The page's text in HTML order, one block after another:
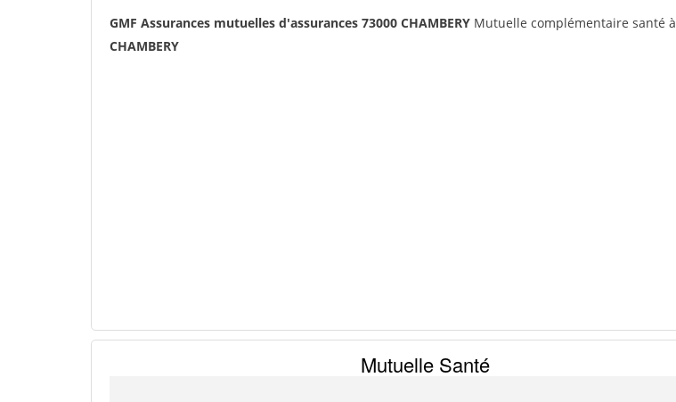
GMF Assurances mutuelles d'assurances 73000 CHAMBERY Mutuelle complémentaire santé à
CHAMBERY